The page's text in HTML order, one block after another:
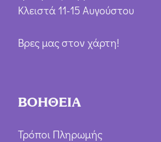
Κλειστά 11-15 Αυγούστου
Βρες μας στον χάρτη!
ΒΟΗΘΕΙΑ
Τρόποι Πληρωμής